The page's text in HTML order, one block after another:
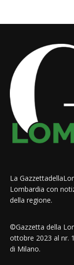
La
Lombardia con
della regione.
©Gazzetta della
ottobre 2023 al nr.
di Milano.